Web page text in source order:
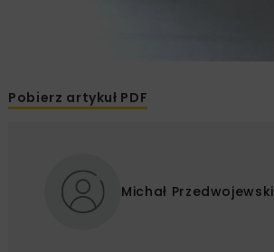
Pobierz artykuł PDF
Michał Przedwojewski